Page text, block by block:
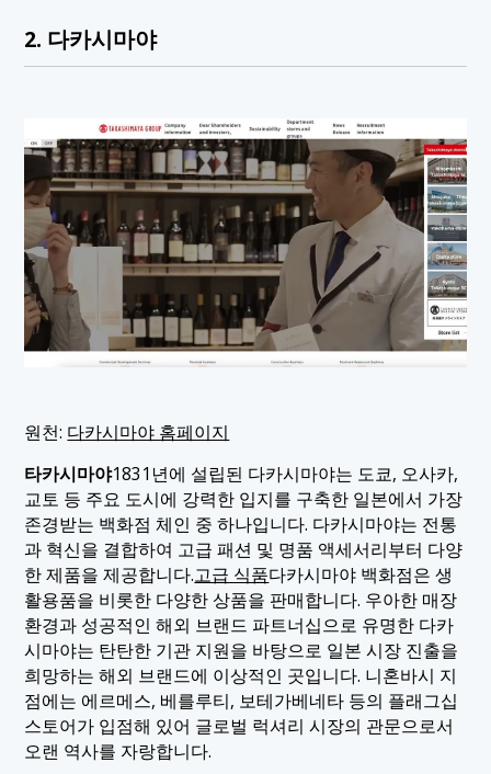
2. 다카시마야
원천: 다카시마야 홈페이지
타카시마야1831년에 설립된 다카시마야는 도쿄, 오사카,
교토 등 주요 도시에 강력한 입지를 구축한 일본에서 가장
존경받는 백화점 체인 중 하나입니다. 다카시마야는 전통
과 혁신을 결합하여 고급 패션 및 명품 액세서리부터 다양
한 제품을 제공합니다.고급 식품다카시마야 백화점은 생
활용품을 비롯한 다양한 상품을 판매합니다. 우아한 매장
환경과 성공적인 해외 브랜드 파트너십으로 유명한 다카
시마야는 탄탄한 기관 지원을 바탕으로 일본 시장 진출을
희망하는 해외 브랜드에 이상적인 곳입니다. 니혼바시 지
점에는 에르메스, 베를루티, 보테가베네타 등의 플래그십
스토어가 입점해 있어 글로벌 럭셔리 시장의 관문으로서
오랜 역사를 자랑합니다.